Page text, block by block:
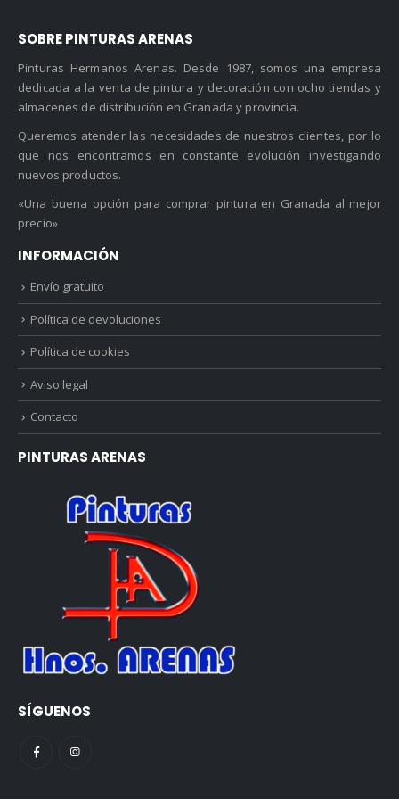
SOBRE PINTURAS ARENAS
Pinturas Hermanos Arenas. Desde 1987, somos una empresa
dedicada a la venta de pintura y decoración con ocho tiendas y
almacenes de distribución en Granada y provincia.
Queremos atender las necesidades de nuestros clientes, por lo
que nos encontramos en constante evolución investigando
nuevos productos.
«Una buena opción para comprar pintura en Granada al mejor
precio»
INFORMACIÓN
Envío gratuito
Política de devoluciones
Política de cookies
Aviso legal
Contacto
PINTURAS ARENAS
SÍGUENOS